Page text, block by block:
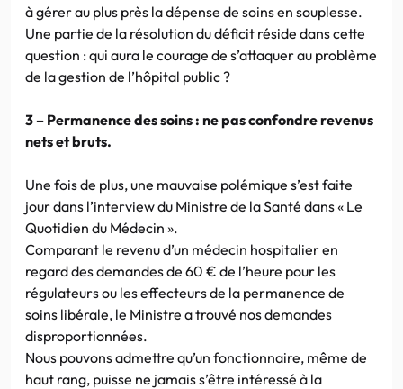
à gérer au plus près la dépense de soins en souplesse.
Une partie de la résolution du déficit réside dans cette
question : qui aura le courage de s’attaquer au problème
de la gestion de l’hôpital public ?
3 – Permanence des soins : ne pas confondre revenus
nets et bruts.
Une fois de plus, une mauvaise polémique s’est faite
jour dans l’interview du Ministre de la Santé dans « Le
Quotidien du Médecin ».
Comparant le revenu d’un médecin hospitalier en
regard des demandes de 60 € de l’heure pour les
régulateurs ou les effecteurs de la permanence de
soins libérale, le Ministre a trouvé nos demandes
disproportionnées.
Nous pouvons admettre qu’un fonctionnaire, même de
haut rang, puisse ne jamais s’être intéressé à la